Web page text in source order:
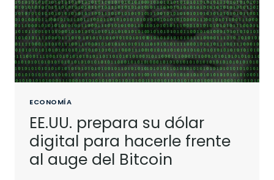
ECONOMÍA
EE.UU. prepara su dólar
digital para hacerle frente
al auge del Bitcoin